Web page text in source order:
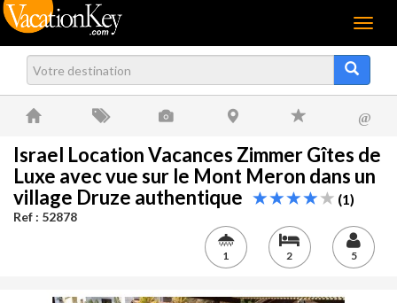
Menu
@
Israel Location Vacances Zimmer Gîtes de
Luxe avec vue sur le Mont Meron dans un
village Druze authentique
(1)
Ref : 52878
1 2 5